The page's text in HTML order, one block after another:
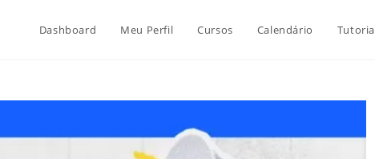
Dashboard Meu Perfil Cursos Calendário Tutoria